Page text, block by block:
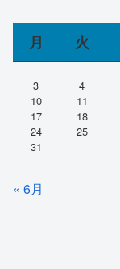
月 火
3
4
10
11
17
18
24
25
31
« 6月